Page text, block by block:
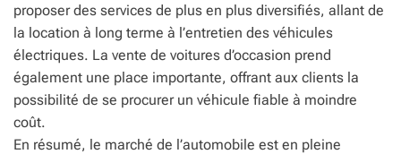
proposer des services de plus en plus diversifiés, allant de
la location à long terme à l’entretien des véhicules
électriques. La vente de voitures d’occasion prend
également une place importante, offrant aux clients la
possibilité de se procurer un véhicule fiable à moindre
coût.
En résumé, le marché de l’automobile est en pleine